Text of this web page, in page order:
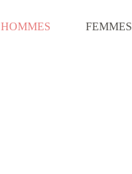
HOMMES FEMMES